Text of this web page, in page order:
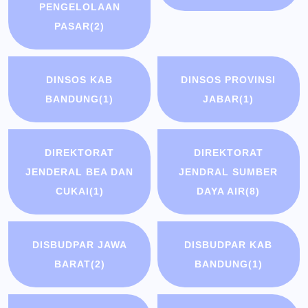
PENGELOLAAN
PASAR(2)
DINSOS KAB
BANDUNG(1)
DINSOS PROVINSI
JABAR(1)
DIREKTORAT
JENDERAL BEA DAN
CUKAI(1)
DIREKTORAT
JENDRAL SUMBER
DAYA AIR(8)
DISBUDPAR JAWA
BARAT(2)
DISBUDPAR KAB
BANDUNG(1)